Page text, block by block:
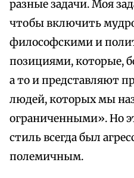
разные задачи. Моя
чтобы включить
философскими и
позициями, которые,
а то и представляют
людей, которых мы
ограниченными». Но
стиль всегда был
полемичным.